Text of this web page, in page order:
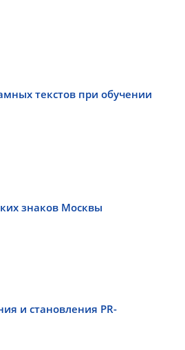
текстов при обучении
знаков Москвы
и становления PR-